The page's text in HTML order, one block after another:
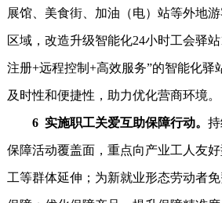
展馆、美食街、加油（电）站等外地
区域，改造升级智能化24小时工会驿
注册+远程控制+高效服务”的智能化驿
及时性和便捷性，助力优化营商环境。
6 实施职工关爱互助保障行动。
保障活动覆盖面，重点向产业工人友
工等群体延伸；为新就业形态劳动者